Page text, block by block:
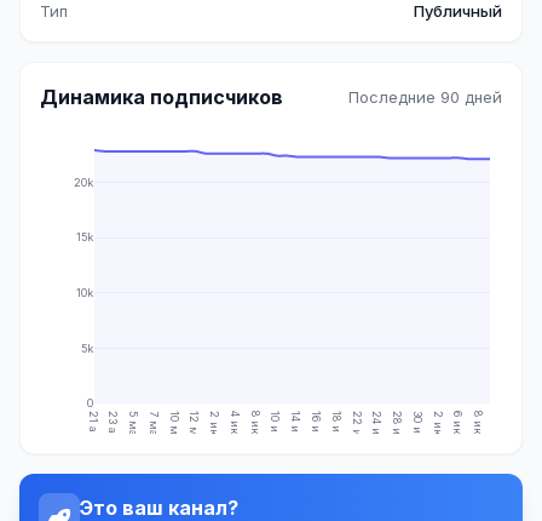
Тип
Публичный
Динамика подписчиков Последние 90 дней
21 апр. 23 апр. 5 мая 7 мая 10 мая 12 мая 2 июн. 4 июн. 8 июн. 10 июн. 14 июн. 16 июн. 18 июн. 22 июн. 24 июн. 28 июн. 30 июн. 2 июл. 6 июл. 8 июл.
0
5k
10k
15k
20k
Это ваш канал?